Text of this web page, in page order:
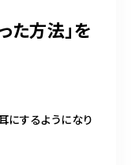
た方法」を
にするようになり